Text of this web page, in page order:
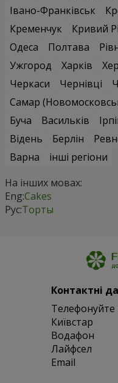
Івано-Франківськ
Кременчук
Кривий
Одеса
Полтава
Ужгород
Харків
Черкаси
Чернівці
Самар
Буча
Васильків
Відень
Берлін
Варна
інші регіони
На інших мовах:
Eng:Cakes
Рус:Торты
Контактні
Телефонуйте
Київстар
Водафон
Лайфсел
Email